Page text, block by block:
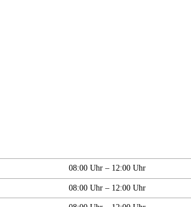
08:00 Uhr – 12:00 Uhr
08:00 Uhr – 12:00 Uhr